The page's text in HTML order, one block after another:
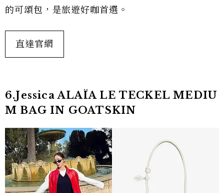
的可頌包，是旅遊好咖首選。
直達官網
6.Jessica ALAÏA LE TECKEL MEDIU
M BAG IN GOATSKIN